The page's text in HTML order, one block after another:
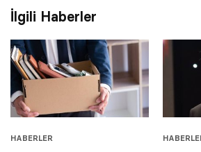
İlgili Haberler
HABERLER